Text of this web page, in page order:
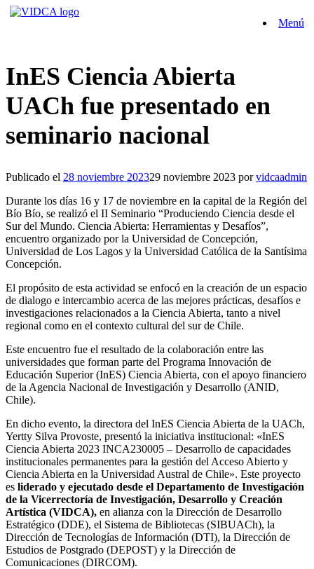
Saltar
Menú
InES Ciencia Abierta
UACh fue presentado en
seminario nacional
Publicado el 28 noviembre 202329 noviembre 2023 porvidcaadmin
Durante los días 16 y 17 de noviembre en la capital de la Región del
Bío Bío, se realizó el II Seminario “Produciendo Ciencia desde el
Sur del Mundo. Ciencia Abierta: Herramientas y Desafíos”,
encuentro organizado por la Universidad de Concepción,
Universidad de Los Lagos y la Universidad Católica de la Santísima
Concepción.
El propósito de esta actividad se enfocó en la creación de un espacio
de dialogo e intercambio acerca de las mejores prácticas, desafíos e
investigaciones relacionados a la Ciencia Abierta, tanto a nivel
regional como en el contexto cultural del sur de Chile.
Este encuentro fue el resultado de la colaboración entre las
universidades que forman parte del Programa Innovación de
Educación Superior (InES) Ciencia Abierta, con el apoyo financiero
de la Agencia Nacional de Investigación y Desarrollo (ANID,
Chile).
En dicho evento, la directora del InES Ciencia Abierta de la UACh,
Yertty Silva Provoste, presentó la iniciativa institucional: «InES
Ciencia Abierta 2023 INCA230005 – Desarrollo de capacidades
institucionales permanentes para la gestión del Acceso Abierto y
Ciencia Abierta en la Universidad Austral de Chile». Este proyecto
es liderado y ejecutado desde el Departamento de Investigación
de la Vicerrectoría de Investigación, Desarrollo y Creación
Artística (VIDCA), en alianza con la Dirección de Desarrollo
Estratégico (DDE), el Sistema de Bibliotecas (SIBUACh), la
Dirección de Tecnologías de Información (DTI), la Dirección de
Estudios de Postgrado (DEPOST) y la Dirección de
Comunicaciones (DIRCOM).